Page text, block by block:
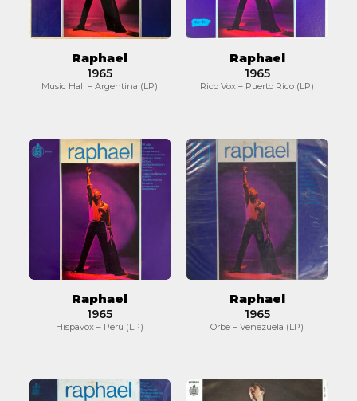
Raphael
1965
Music Hall – Argentina (LP)
Raphael
1965
Rico Vox – Puerto Rico (LP)
Raphael
Raphael
1965
Hispavox – Perú (LP)
Raphael
Raphael
1965
Orbe – Venezuela (LP)
Raphael Raphael